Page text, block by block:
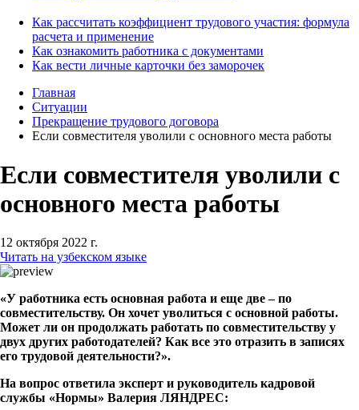
Как рассчитать коэффициент трудового участия: формула
расчета и применение
Как ознакомить работника с документами
Как вести личные карточки без заморочек
Главная
Ситуации
Прекращение трудового договора
Если совместителя уволили с основного места работы
Если совместителя уволили с
основного места работы
12 октября 2022 г.
Читать на узбекском языке
«У работника есть основная работа и еще две – по
совместительству. Он хочет уволиться с основной работы.
Может ли он продолжать работать по совместительству у
двух других работодателей? Как все это отразить в записях
его трудовой деятельности?».
На вопрос ответила эксперт и руководитель кадровой
службы «Нормы» Валерия ЛЯНДРЕС: